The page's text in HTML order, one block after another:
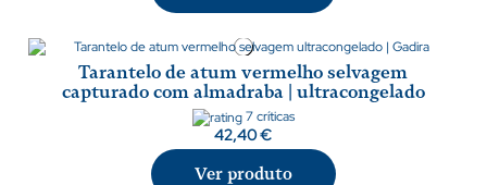
Tarantelo de atum vermelho selvagem
capturado com almadraba | ultracongelado
7 críticas
42,40 €
Ver produto